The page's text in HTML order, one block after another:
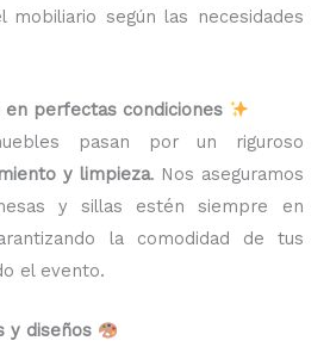
según las necesidades
en perfectas condiciones
pasan por un riguroso
y limpieza. Nos aseguramos
y sillas estén siempre en
la comodidad de tus
el evento.
y diseños